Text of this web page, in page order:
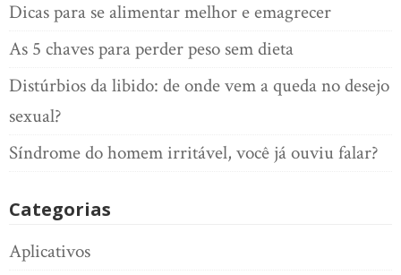
Dicas para se alimentar melhor e emagrecer
As 5 chaves para perder peso sem dieta
Distúrbios da libido: de onde vem a queda no desejo
sexual?
Síndrome do homem irritável, você já ouviu falar?
Categorias
Aplicativos